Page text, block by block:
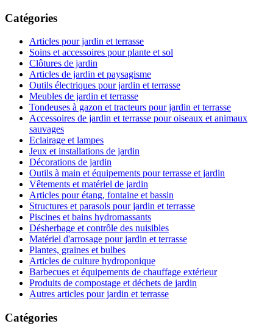
Catégories
Articles pour jardin et terrasse
Soins et accessoires pour plante et sol
Clôtures de jardin
Articles de jardin et paysagisme
Outils électriques pour jardin et terrasse
Meubles de jardin et terrasse
Tondeuses à gazon et tracteurs pour jardin et terrasse
Accessoires de jardin et terrasse pour oiseaux et animaux
sauvages
Eclairage et lampes
Jeux et installations de jardin
Décorations de jardin
Outils à main et équipements pour terrasse et jardin
Vêtements et matériel de jardin
Articles pour étang, fontaine et bassin
Structures et parasols pour jardin et terrasse
Piscines et bains hydromassants
Désherbage et contrôle des nuisibles
Matériel d'arrosage pour jardin et terrasse
Plantes, graines et bulbes
Articles de culture hydroponique
Barbecues et équipements de chauffage extérieur
Produits de compostage et déchets de jardin
Autres articles pour jardin et terrasse
Catégories